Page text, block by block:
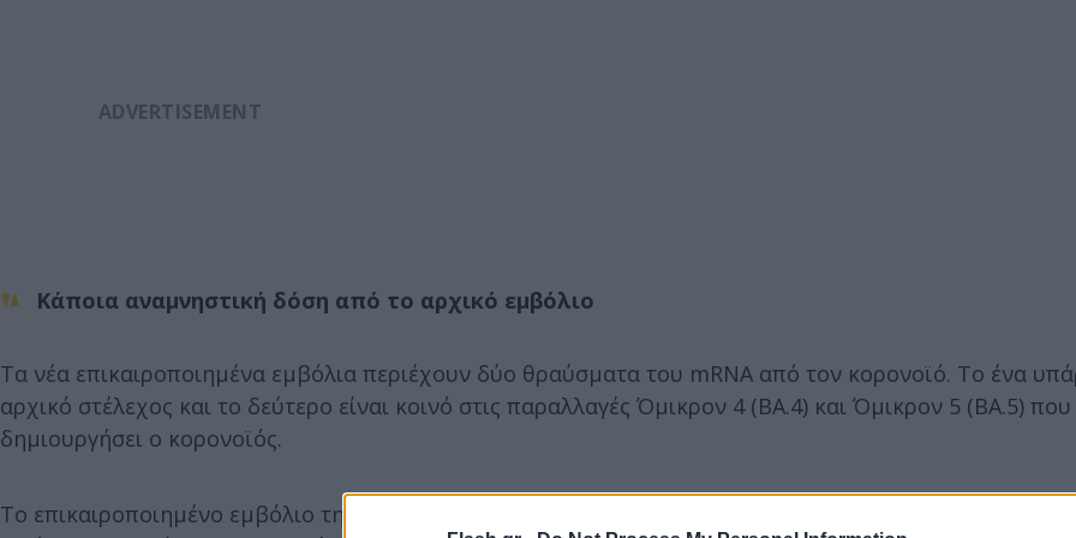
Κάποια αναμνηστική δόση από το αρχικό εμβόλιο
Τα νέα επικαιροποιημένα εμβόλια περιέχουν δύο θραύσματα του mRNA από τον κορονοϊό. Το ένα
αρχικό στέλεχος και το δεύτερο είναι κοινό στις παραλλαγές Όμικρον 4 (ΒΑ.4) και Όμικρον 5 (ΒΑ.5) που
δημιουργήσει ο κορονοϊός.
Το επικαιροποιημένο εμβόλιο της εταιρείας Moderna θα μπορεί να χορηγείται σε άτομα από 18 ετών